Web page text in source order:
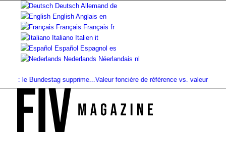
Deutsch Allemand de
English Anglais en
Français Français fr
Italiano Italien it
Español Espagnol es
Nederlands Néerlandais nl
: le Bundestag supprime...Valeur foncière de référence vs. valeur de...